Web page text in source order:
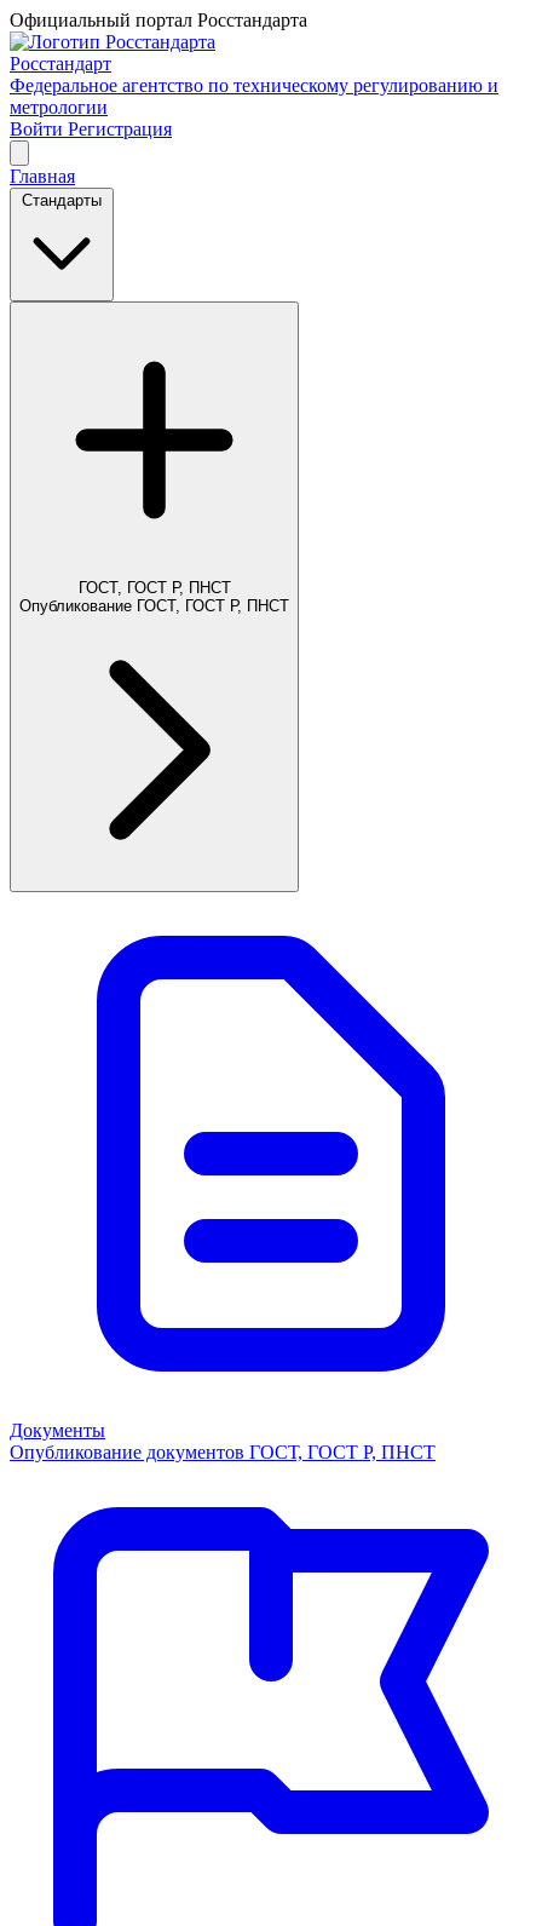
Официальный портал Росстандарта
Росстандарт
Федеральное агентство по техническому регулированию и
метрологии
Войти Регистрация
Главная
Стандарты
ГОСТ, ГОСТ Р, ПНСТ
Опубликование ГОСТ, ГОСТ Р, ПНСТ
Документы
Опубликование документов ГОСТ, ГОСТ Р, ПНСТ